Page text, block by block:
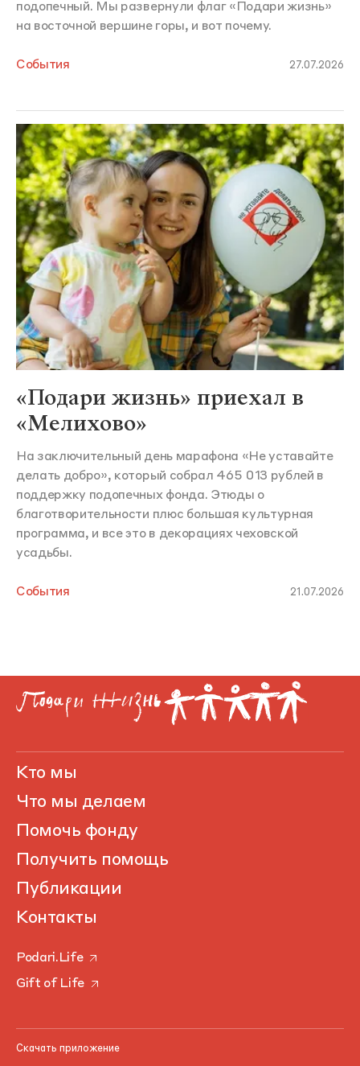
подопечный. Мы развернули флаг «Подари жизнь»
на восточной вершине горы, и вот почему.
События 27.07.2026
«Подари жизнь» приехал в
«Мелихово»
На заключительный день марафона «Не уставайте
делать добро», который собрал 465 013 рублей в
поддержку подопечных фонда. Этюды о
благотворительности плюс большая культурная
программа, и все это в декорациях чеховской
усадьбы.
События 21.07.2026
Кто мы
Что мы делаем
Помочь фонду
Получить помощь
Публикации
Контакты
Podari.Life
Gift of Life
Скачать приложение